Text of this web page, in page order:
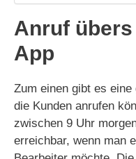
Anruf
App
Zum einen gibt es eine
die Kunden anrufen
zwischen 9 Uhr
erreichbar, wenn man